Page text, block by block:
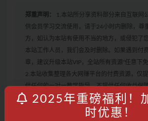
郑重声明：
1.本站所分享资料部分来自互联网
供会员学习交流使用，请于24小时内删除，尊
方，如认为本站有使用不当的地方，或侵犯了
本站工作人员，我们会及时删除。如果遇到付
章，建议升级本站VIP，全站所有资源“任意下免
2.本站收集整理各大网赚平台的付费资源，仅
供任何的一对一教学指导，不提供任何收益保
辨测试，如遇充值环节或绑定支付账户或输入
常步骤，建议停止操作，是否有风险请自行甄
2025年重磅福利！
时优惠！